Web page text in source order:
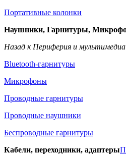
Портативные колонки
Наушники, Гарнитуры,
Назад к Периферия и мультимедиа
Bluetooth-гарнитуры
Микрофоны
Проводные гарнитуры
Проводные наушники
Беспроводные гарнитуры
Кабели, переходники, адаптеры